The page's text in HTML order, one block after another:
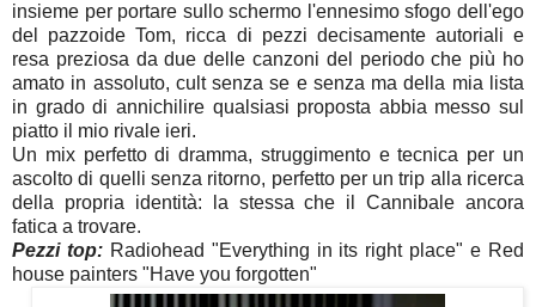
insieme per portare sullo schermo l'ennesimo sfogo dell'ego
del pazzoide Tom, ricca di pezzi decisamente autoriali e
resa preziosa da due delle canzoni del periodo che più ho
amato in assoluto, cult senza se e senza ma della mia lista
in grado di annichilire qualsiasi proposta abbia messo sul
piatto il mio rivale ieri.
Un mix perfetto di dramma, struggimento e tecnica per un
ascolto di quelli senza ritorno, perfetto per un trip alla ricerca
della propria identità: la stessa che il Cannibale ancora
fatica a trovare.
Pezzi top:Radiohead "Everything in its right place" e Red
house painters "Have you forgotten"